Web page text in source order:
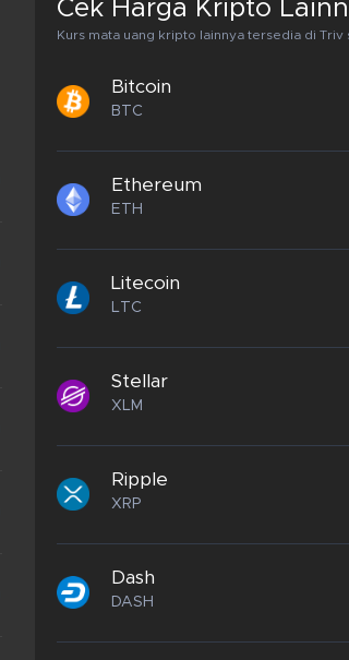
Cek Harga Kripto
Kurs mata uang kripto lainnya tersedia di Triv
Bitcoin
BTC
Ethereum
ETH
Litecoin
LTC
Stellar
XLM
Ripple
XRP
Dash
DASH